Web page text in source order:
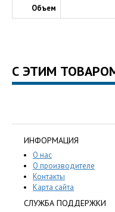
Объем
С ЭТИМ
ИНФОРМАЦИЯ
О нас
О производителе
Контакты
Карта сайта
СЛУЖБА ПОДДЕРЖКИ